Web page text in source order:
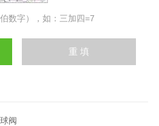
数字），如：三加四=7
阀